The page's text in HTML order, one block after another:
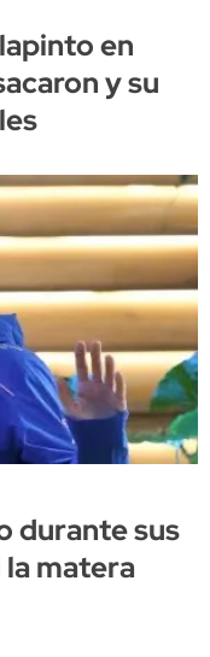
en
y su
durante sus
la matera